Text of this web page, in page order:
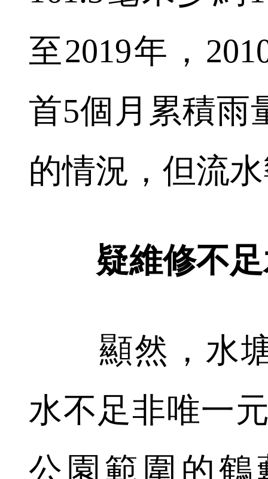
至2019年，
首5個月累積雨
的情況，但流
疑維修不足
顯然，水塘
水不足非唯一
公園範圍的鶴